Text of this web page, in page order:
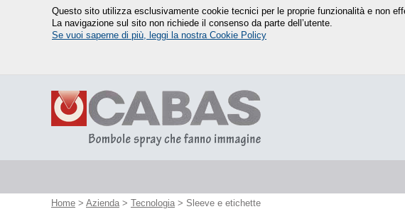
Questo sito utilizza esclusivamente cookie tecnici per le proprie funzionalità e non
La navigazione sul sito non richiede il consenso da parte dell’utente.
Se vuoi saperne di più, leggi la nostra Cookie Policy
Home > Azienda> Tecnologia> Sleeve e etichette